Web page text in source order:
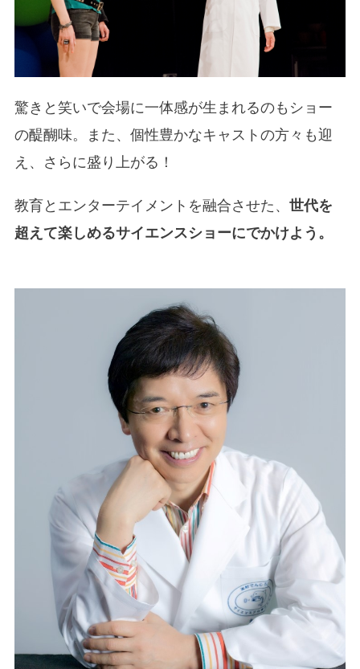
驚きと笑いで会場に一体感が生まれるのもショー
の醍醐味。また、個性豊かなキャストの方々も迎
え、さらに盛り上がる！
教育とエンターテイメントを融合させた、 世代を
超えて楽しめるサイエンスショーにでかけよう。